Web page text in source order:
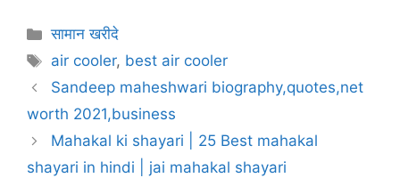
Categories
सामान खरीदे
Tags
air cooler, best air cooler
Sandeep maheshwari biography,quotes,net
worth 2021,business
Mahakal ki shayari | 25 Best mahakal
shayari in hindi | jai mahakal shayari